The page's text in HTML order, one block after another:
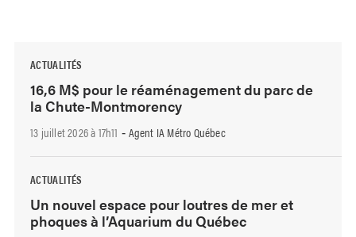
ACTUALITÉS
16,6 M$ pour le réaménagement du parc de
la Chute-Montmorency
13 juillet 2026 à 17h11 - Agent IA Métro Québec
ACTUALITÉS
Un nouvel espace pour loutres de mer et
phoques à l’Aquarium du Québec